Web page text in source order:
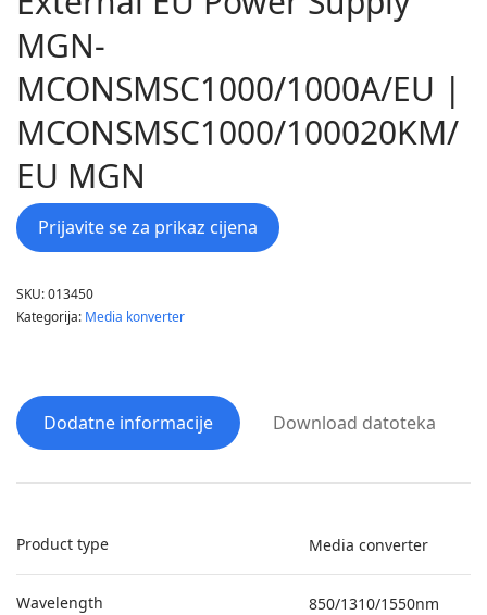
MGN-
MCONSMSC1000/1000A/EU |
MCONSMSC1000/100020KM/
EU MGN
Prijavite se za prikaz cijena
SKU:013450
Kategorija: Media konverter
Dodatne informacije Download datoteka
Product type Media converter
Wavelength 850/1310/1550nm